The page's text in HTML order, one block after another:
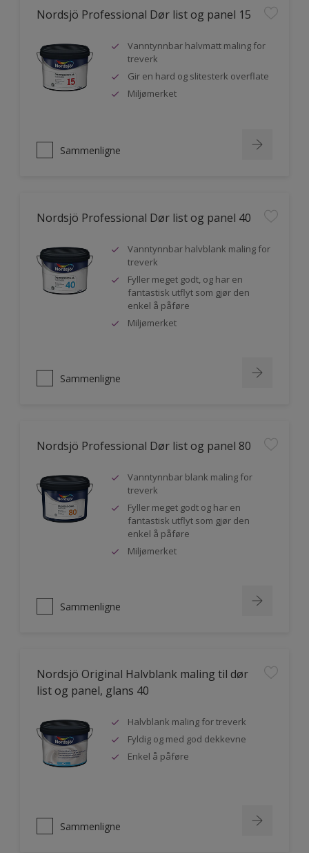
Nordsjö Professional Dør list og panel 15
Vanntynnbar halvmatt maling for
treverk
Gir en hard og slitesterk overflate
Miljømerket
Sammenligne
Nordsjö Professional Dør list og panel 40
Vanntynnbar halvblank maling for
treverk
Fyller meget godt, og har en
fantastisk utflyt som gjør den
enkel å påføre
Miljømerket
Sammenligne
Nordsjö Professional Dør list og panel 80
Vanntynnbar blank maling for
treverk
Fyller meget godt og har en
fantastisk utflyt som gjør den
enkel å påføre
Miljømerket
Sammenligne
Nordsjö Original Halvblank maling til dør
list og panel, glans 40
Halvblank maling for treverk
Fyldig og med god dekkevne
Enkel å påføre
Sammenligne